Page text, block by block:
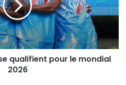
qualifient pour le mondial
2026